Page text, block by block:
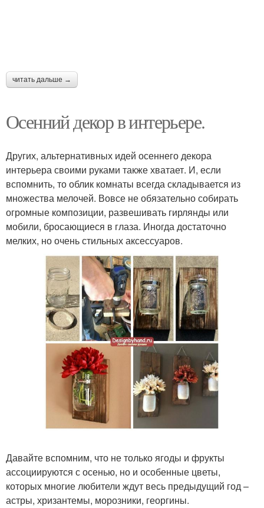
читать дальше →
Осенний декор в интерьере.
Других, альтернативных идей осеннего декора
интерьера своими руками также хватает. И, если
вспомнить, то облик комнаты всегда складывается из
множества мелочей. Вовсе не обязательно собирать
огромные композиции, развешивать гирлянды или
мобили, бросающиеся в глаза. Иногда достаточно
мелких, но очень стильных аксессуаров.
Давайте вспомним, что не только ягоды и фрукты
ассоциируются с осенью, но и особенные цветы,
которых многие любители ждут весь предыдущий год –
астры, хризантемы, морозники, георгины.